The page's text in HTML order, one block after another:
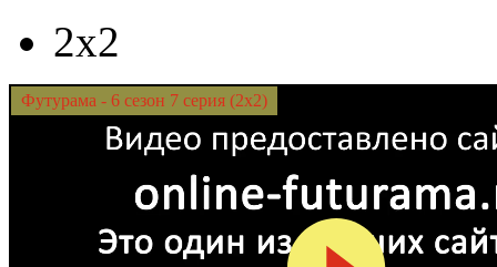
2x2
Футурама - 6 сезон 7 серия (2x2)